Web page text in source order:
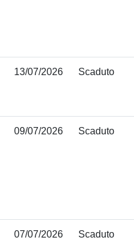
13/07/2026 Scaduto
09/07/2026 Scaduto
07/07/2026 Scaduto